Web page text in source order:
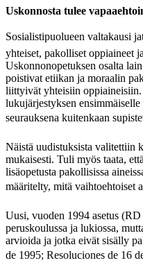
Uskonnosta tulee
Sosialistipuolueen valtakausi
yhteiset, pakolliset oppiaineet
Uskonnonopetuksen osalta
poistivat etiikan ja moraalin
liittyivät yhteisiin oppiaineisiin.
lukujärjestyksen
seurauksena kuitenkaan
Näistä uudistuksista valitettiin
mukaisesti. Tuli myös taata,
lisäopetusta pakollisissa
määritelty, mitä vaihtoehtoiset
Uusi, vuoden 1994 asetus
peruskoulussa ja lukiossa,
arvioida ja jotka eivät sisälly
de 1995; Resoluciones de 16